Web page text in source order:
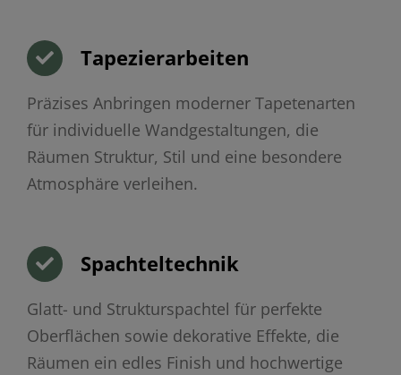
Tapezierarbeiten
Präzises Anbringen moderner Tapetenarten
für individuelle Wandgestaltungen, die
Räumen Struktur, Stil und eine besondere
Atmosphäre verleihen.
Spachteltechnik
Glatt- und Strukturspachtel für perfekte
Oberflächen sowie dekorative Effekte, die
Räumen ein edles Finish und hochwertige